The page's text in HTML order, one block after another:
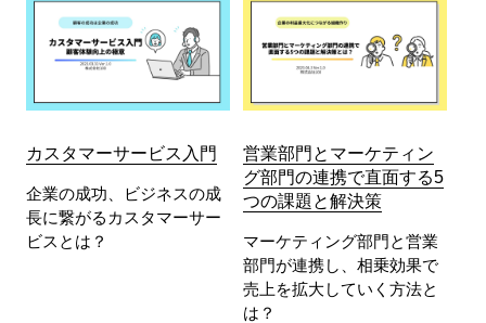
カスタマーサービス入門
企業の成功、ビジネスの成
長に繋がるカスタマーサー
ビスとは？
営業部門とマーケティン
グ部門の連携で直面する5
つの課題と解決策
マーケティング部門と営業
部門が連携し、相乗効果で
売上を拡大していく方法と
は？